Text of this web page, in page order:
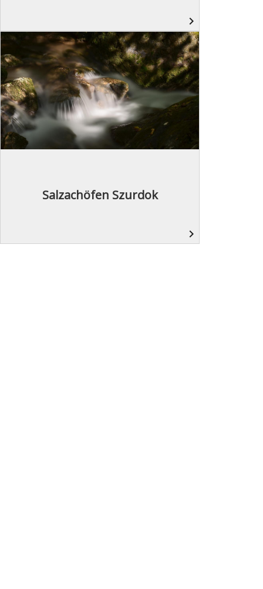
navigate_next
Salzachöfen Szurdok
navigate_next